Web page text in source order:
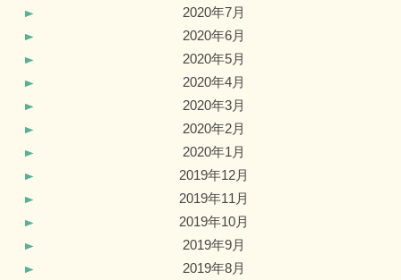
2020年7月
2020年6月
2020年5月
2020年4月
2020年3月
2020年2月
2020年1月
2019年12月
2019年11月
2019年10月
2019年9月
2019年8月